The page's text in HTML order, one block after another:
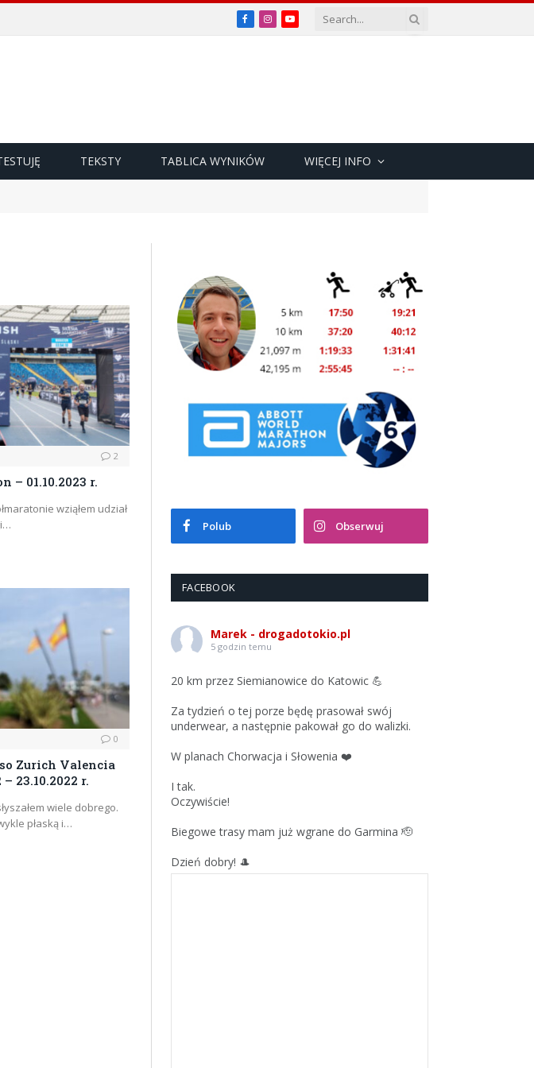
Facebook
InstagramYouTube
TEKSTY TABLICA WYNIKÓW WIĘCEJ INFO
2
– 01.10.2023 r.
wziąłem udział
0
Zurich Valencia
23.10.2022 r.
wiele dobrego.
płaską i…
Polub Obserwuj
FACEBOOK
Marek - drogadotokio.pl
5 godzin temu
20 km przez Siemianowice do Katowic 💪
Za tydzień o tej porze będę prasował swój
underwear, a następnie pakował go do walizki.
W planach Chorwacja i Słowenia ❤️
I tak.
Oczywiście!
Biegowe trasy mam już wgrane do Garmina 🫡
Dzień dobry! 🎩